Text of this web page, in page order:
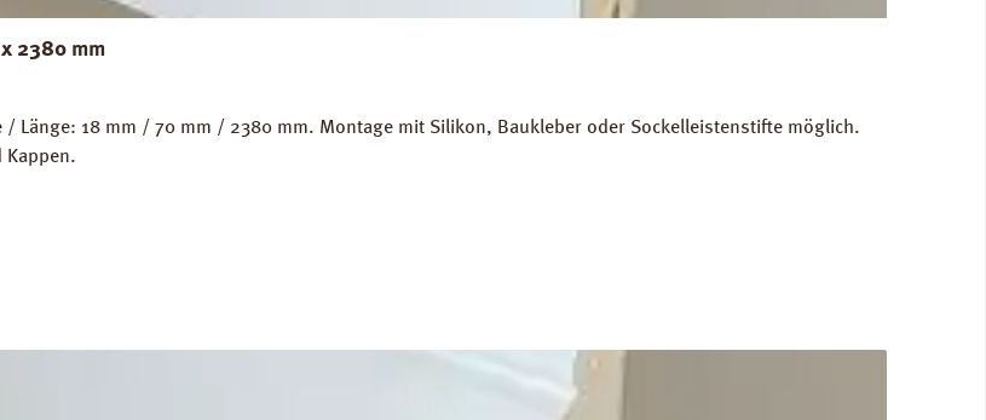
2380 mm
/ Länge: 18 mm / 70 mm / 2380 mm. Montage mit Silikon, Baukleber oder Sockelleistenstifte möglich.
Kappen.